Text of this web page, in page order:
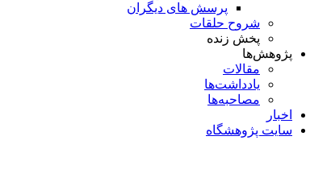
پرسش های دیگران
شروح حلقات
پخش زنده
پژوهش‌ها
مقالات
یادداشت‌ها
مصاحبه‌ها
اخبار
سایت پژوهشگاه